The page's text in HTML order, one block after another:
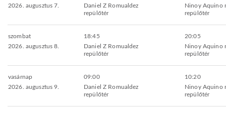
2026. augusztus 7.
Daniel Z Romualdez
repülőtér
Ninoy Aquino
repülőtér
szombat
2026. augusztus 8.
18:45
Daniel Z Romualdez
repülőtér
20:05
Ninoy Aquino
repülőtér
vasárnap
2026. augusztus 9.
09:00
Daniel Z Romualdez
repülőtér
10:20
Ninoy Aquino
repülőtér